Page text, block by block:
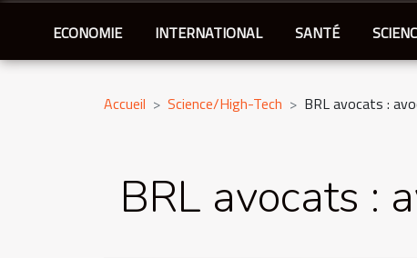
ECONOMIE INTERNATIONAL SANTÉ
Accueil Science/High-Tech BRL avocats :
BRL avocats :